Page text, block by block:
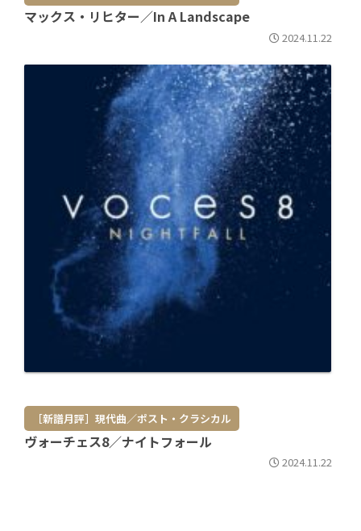
マックス・リヒター／In A Landscape
2024.11.22
［新譜月評］現代曲／ポスト・クラシカル
ヴォーチェス8／ナイトフォール
2024.11.22